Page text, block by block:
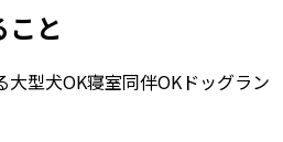
こと
大型犬OK寝室同伴OKドッグラン